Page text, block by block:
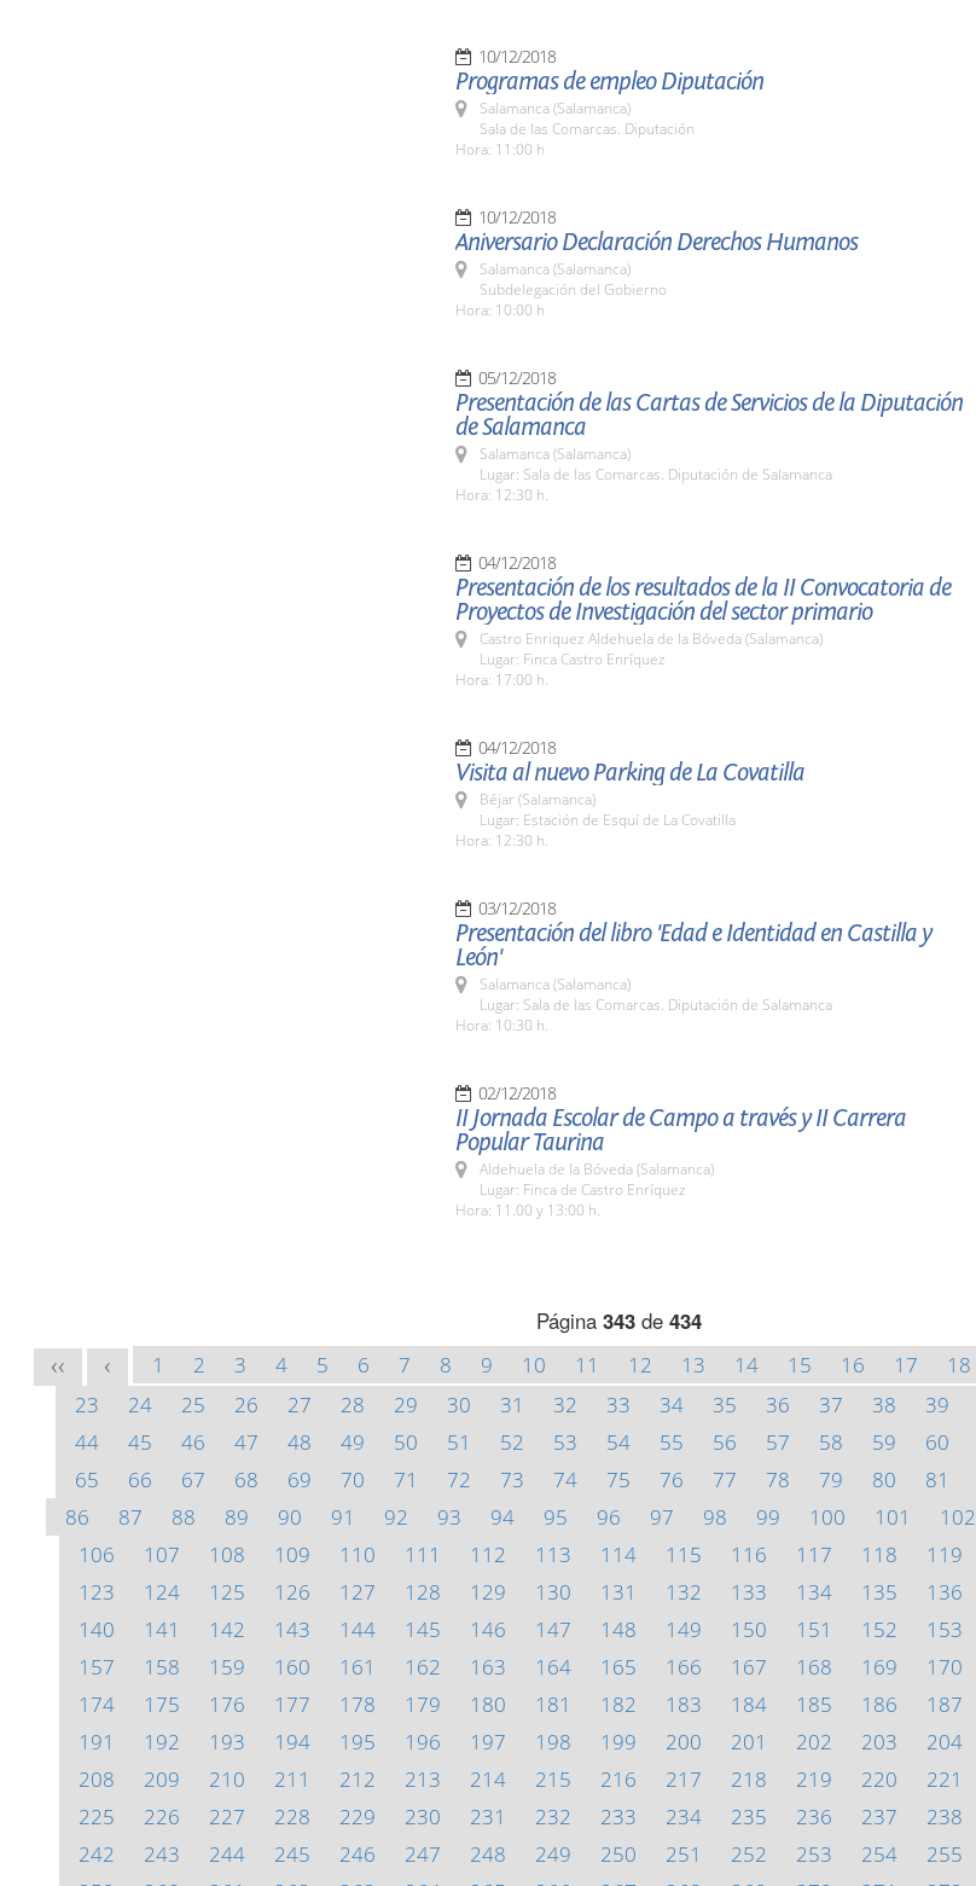
10/12/2018
Programas de empleo Diputación
Salamanca (Salamanca)
Sala de las Comarcas. Diputación
Hora: 11:00 h
10/12/2018
Aniversario Declaración Derechos Humanos
Salamanca (Salamanca)
Subdelegación del Gobierno
Hora: 10:00 h
05/12/2018
Presentación de las Cartas de Servicios de la Diputación
de Salamanca
Salamanca (Salamanca)
Lugar: Sala de las Comarcas. Diputación de Salamanca
Hora: 12:30 h.
04/12/2018
Presentación de los resultados de la II Convocatoria de
Proyectos de Investigación del sector primario
Castro Enriquez Aldehuela de la Bóveda (Salamanca)
Lugar: Finca Castro Enríquez
Hora: 17:00 h.
04/12/2018
Visita al nuevo Parking de La Covatilla
Béjar (Salamanca)
Lugar: Estación de Esquí de La Covatilla
Hora: 12:30 h.
03/12/2018
Presentación del libro 'Edad e Identidad en Castilla y
León'
Salamanca (Salamanca)
Lugar: Sala de las Comarcas. Diputación de Salamanca
Hora: 10:30 h.
02/12/2018
II Jornada Escolar de Campo a través y II Carrera
Popular Taurina
Aldehuela de la Bóveda (Salamanca)
Lugar: Finca de Castro Enríquez
Hora: 11.00 y 13:00 h.
Página 343de 434
<< < 1 2 3 4 5 6 7 8 9 10 11 12 13 14 15 16 17 18
23
24 25 26 27 28 29 30 31 32 33 34 35 36 37 38 39
44
45 46 47 48 49 50 51 52 53 54 55 56 57 58 59 60
65
66 67 68 69 70 71 72 73 74 75 76 77 78 79 80 81
86
87 88 89 90 91 92 93 94 95 96 97 98 99 100 101 102
106
107 108 109 110 111 112 113 114 115 116 117 118 119
123
124 125 126 127 128 129 130 131 132 133 134 135 136
140
141 142 143 144 145 146 147 148 149 150 151 152 153
157
158 159 160 161 162 163 164 165 166 167 168 169 170
174
175 176 177 178 179 180 181 182 183 184 185 186 187
191
192 193 194 195 196 197 198 199 200 201 202 203 204
208
209 210 211 212 213 214 215 216 217 218 219 220 221
225
226 227 228 229 230 231 232 233 234 235 236 237 238
242
243 244 245 246 247 248 249 250 251 252 253 254 255